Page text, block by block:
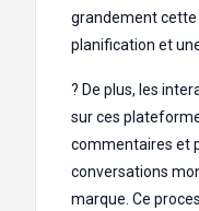
grandement
planification et
?️ De plus, les
sur ces
commentaires et
conversations
marque. Ce